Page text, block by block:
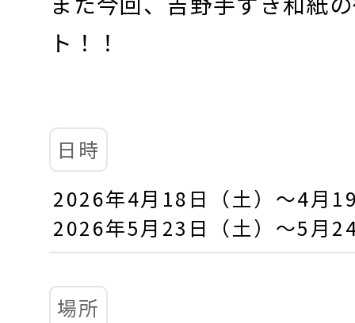
ト！！
日時
2026年4月18日（土）～4月
2026年5月23日（土）～5月
場所